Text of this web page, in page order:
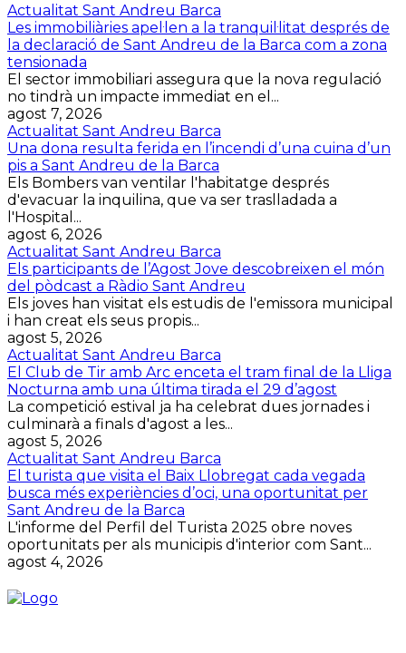
Actualitat Sant Andreu Barca
Les immobiliàries apel·len a la tranquil·litat després de
la declaració de Sant Andreu de la Barca com a zona
tensionada
El sector immobiliari assegura que la nova regulació
no tindrà un impacte immediat en el...
agost 7, 2026
Actualitat Sant Andreu Barca
Una dona resulta ferida en l’incendi d’una cuina d’un
pis a Sant Andreu de la Barca
Els Bombers van ventilar l'habitatge després
d'evacuar la inquilina, que va ser traslladada a
l'Hospital...
agost 6, 2026
Actualitat Sant Andreu Barca
Els participants de l’Agost Jove descobreixen el món
del pòdcast a Ràdio Sant Andreu
Els joves han visitat els estudis de l'emissora municipal
i han creat els seus propis...
agost 5, 2026
Actualitat Sant Andreu Barca
El Club de Tir amb Arc enceta el tram final de la Lliga
Nocturna amb una última tirada el 29 d’agost
La competició estival ja ha celebrat dues jornades i
culminarà a finals d'agost a les...
agost 5, 2026
Actualitat Sant Andreu Barca
El turista que visita el Baix Llobregat cada vegada
busca més experiències d’oci, una oportunitat per
Sant Andreu de la Barca
L'informe del Perfil del Turista 2025 obre noves
oportunitats per als municipis d'interior com Sant...
agost 4, 2026